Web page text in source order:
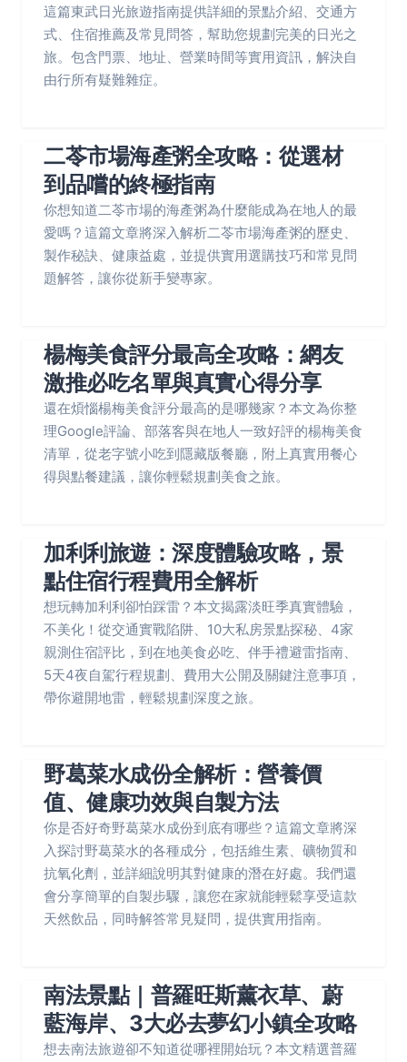
這篇東武日光旅遊指南提供詳細的景點介紹、交通方
式、住宿推薦及常見問答，幫助您規劃完美的日光之
旅。包含門票、地址、營業時間等實用資訊，解決自
由行所有疑難雜症。
二苓市場海產粥全攻略：從選材
到品嚐的終極指南
你想知道二苓市場的海產粥為什麼能成為在地人的最
愛嗎？這篇文章將深入解析二苓市場海產粥的歷史、
製作秘訣、健康益處，並提供實用選購技巧和常見問
題解答，讓你從新手變專家。
楊梅美食評分最高全攻略：網友
激推必吃名單與真實心得分享
還在煩惱楊梅美食評分最高的是哪幾家？本文為你整
理Google評論、部落客與在地人一致好評的楊梅美食
清單，從老字號小吃到隱藏版餐廳，附上真實用餐心
得與點餐建議，讓你輕鬆規劃美食之旅。
加利利旅遊：深度體驗攻略，景
點住宿行程費用全解析
想玩轉加利利卻怕踩雷？本文揭露淡旺季真實體驗，
不美化！從交通實戰陷阱、10大私房景點探秘、4家
親測住宿評比，到在地美食必吃、伴手禮避雷指南、
5天4夜自駕行程規劃、費用大公開及關鍵注意事項，
帶你避開地雷，輕鬆規劃深度之旅。
野葛菜水成份全解析：營養價
值、健康功效與自製方法
你是否好奇野葛菜水成份到底有哪些？這篇文章將深
入探討野葛菜水的各種成分，包括維生素、礦物質和
抗氧化劑，並詳細說明其對健康的潛在好處。我們還
會分享簡單的自製步驟，讓您在家就能輕鬆享受這款
天然飲品，同時解答常見疑問，提供實用指南。
南法景點｜普羅旺斯薰衣草、蔚
藍海岸、3大必去夢幻小鎮全攻略
想去南法旅遊卻不知道從哪裡開始玩？本文精選普羅